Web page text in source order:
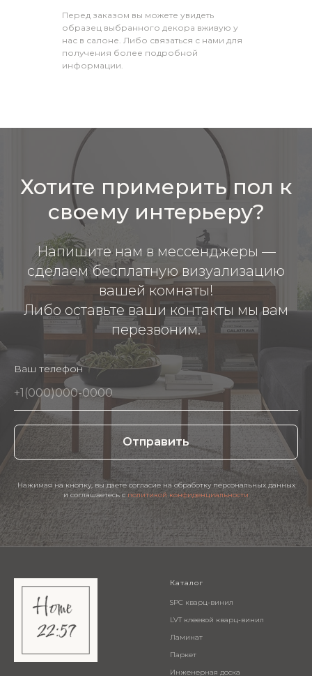
Перед заказом вы можете увидеть
образец выбранного декора вживую у
нас в салоне. Либо связаться с нами для
получения более подробной
информации.
Хотите примерить пол к
своему интерьеру?
Напишите нам в мессенджеры —
сделаем бесплатную визуализацию
вашей комнаты!
Либо оставьте ваши контакты мы вам
перезвоним.
Ваш телефон
Отправить
Нажимая на кнопку, вы даете согласие на обработку персональных данных
и соглашаетесь c политикой конфиденциальности
Каталог
SPC кварц-винил
LVT клеевой кварц-винил
Ламинат
Паркет
Инженерная доска